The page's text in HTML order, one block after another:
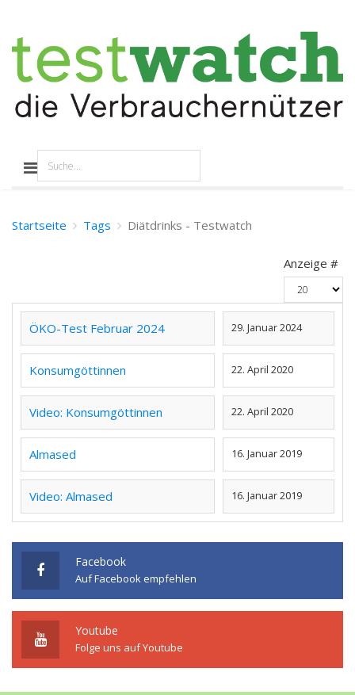
Startseite Tags Diätdrinks - Testwatch
Anzeige #
ÖKO-Test Februar 2024 29. Januar 2024
Konsumgöttinnen 22. April 2020
Video: Konsumgöttinnen 22. April 2020
Almased 16. Januar 2019
Video: Almased 16. Januar 2019
Facebook
Auf Facebook empfehlen
Youtube
Folge uns auf Youtube